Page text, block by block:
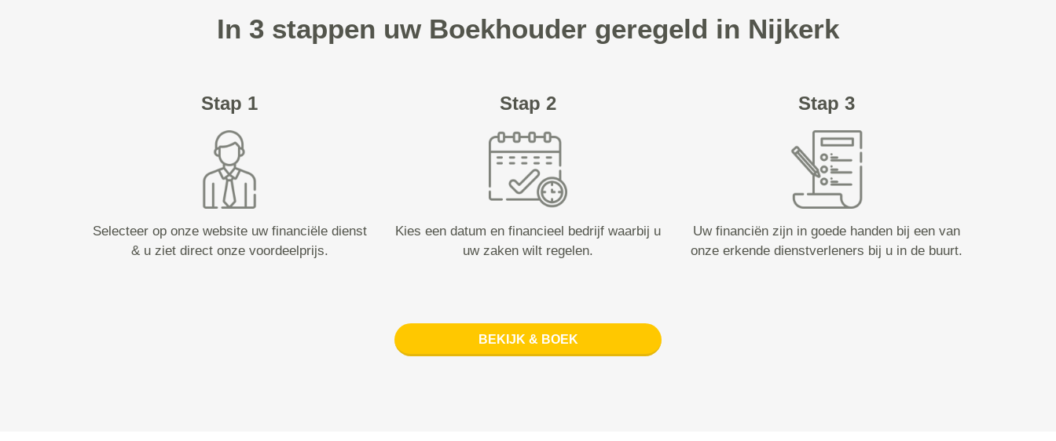
In 3 stappen uw Boekhouder geregeld in Nijkerk
Stap 1
Selecteer op onze website uw financiële dienst
& u ziet direct onze voordeelprijs.
Stap 2
Kies een datum en financieel bedrijf waarbij u
uw zaken wilt regelen.
Stap 3
Uw financiën zijn in goede handen bij een van
onze erkende dienstverleners bij u in de buurt.
BEKIJK & BOEK